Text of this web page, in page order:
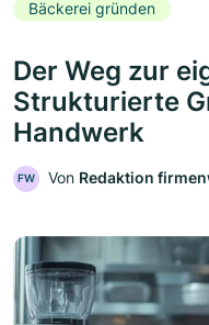
Bäckerei gründen
Der Weg zur
Strukturierte
Handwerk
FW Von Redaktion